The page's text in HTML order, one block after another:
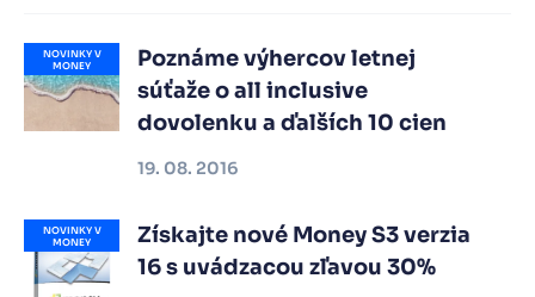
NOVINKY V
MONEY
Poznáme výhercov letnej
súťaže o all inclusive
dovolenku a ďalších 10 cien
19. 08. 2016
NOVINKY V
MONEY
Získajte nové Money S3 verzia
16 s uvádzacou zľavou 30%